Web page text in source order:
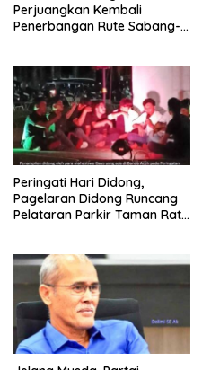
Perjuangkan Kembali
Penerbangan Rute Sabang-
Peringati Hari Didong,
Pagelaran Didong Runcang
Pelataran Parkir Taman Ratu